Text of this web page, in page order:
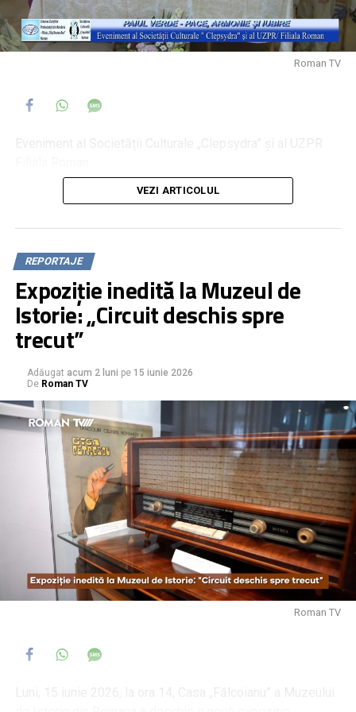
Roman TV
VEZI ARTICOLUL
REPORTAJE
Expoziție inedită la Muzeul de
Istorie: „Circuit deschis spre
trecut”
Adăugat acum 2 luni pe 15 iunie 2026
De Roman TV
Roman TV